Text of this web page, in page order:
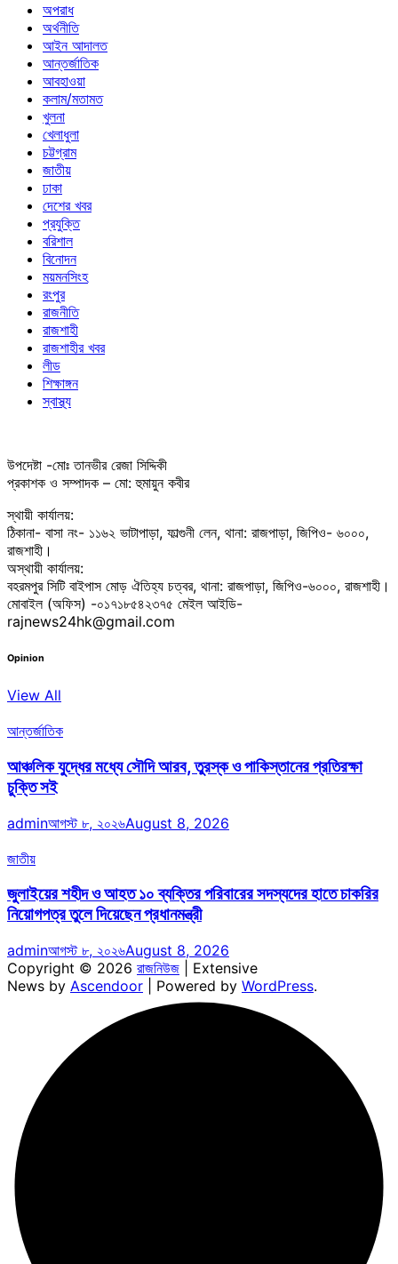
অপরাধ
অর্থনীতি
আইন আদালত
আন্তর্জাতিক
আবহাওয়া
কলাম/মতামত
খুলনা
খেলাধুলা
চট্টগ্রাম
জাতীয়
ঢাকা
দেশের খবর
প্রযুক্তি
বরিশাল
বিনোদন
ময়মনসিংহ
রংপুর
রাজনীতি
রাজশাহী
রাজশাহীর খবর
লীড
শিক্ষাঙ্গন
স্বাস্থ্য
উপদেষ্টা -মোঃ তানভীর রেজা সিদ্দিকী
প্রকাশক ও সম্পাদক – মো: হুমায়ুন কবীর
স্থায়ী কার্যালয়:
ঠিকানা- বাসা নং- ১১৬২ ভাটাপাড়া, ফাল্গুনী লেন, থানা: রাজপাড়া, জিপিও- ৬০০০,
রাজশাহী।
অস্থায়ী কার্যালয়:
বহরমপুর সিটি বাইপাস মোড় ঐতিহ্য চত্বর, থানা: রাজপাড়া, জিপিও-৬০০০, রাজশাহী।
মোবাইল (অফিস) -০১৭১৮৫৪২৩৭৫ মেইল আইডি-
rajnews24hk@gmail.com
Opinion
View All
আন্তর্জাতিক
আঞ্চলিক যুদ্ধের মধ্যে সৌদি আরব, তুরস্ক ও পাকিস্তানের প্রতিরক্ষা
চুক্তি সই
adminআগস্ট ৮, ২০২৬August 8, 2026
জাতীয়
জুলাইয়ের শহীদ ও আহত ১০ ব্যক্তির পরিবারের সদস্যদের হাতে চাকরির
নিয়োগপত্র তুলে দিয়েছেন প্রধানমন্ত্রী
adminআগস্ট ৮, ২০২৬August 8, 2026
Copyright © 2026 রাজনিউজ | Extensive
News by Ascendoor | Powered by WordPress.